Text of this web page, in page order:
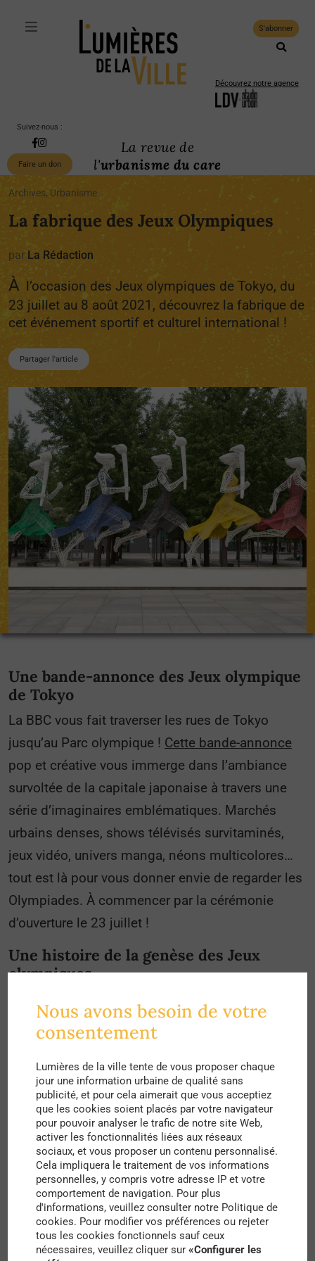
S'abonner
Découvrez notre agence
Suivez-nous :
Faire un don
La revue de
l'urbanisme du care
Archives, Urbanisme
La fabrique des Jeux Olympiques
par La Rédaction
À l’occasion des Jeux olympiques de Tokyo, du
23 juillet au 8 août 2021, découvrez la fabrique de
cet événement sportif et culturel international !
Partager l'article
Une bande-annonce des Jeux olympique
de Tokyo
La BBC vous fait traverser les rues de Tokyo
jusqu’au Parc olympique ! Cette bande-annonce
pop et créative vous immerge dans l’ambiance
survoltée de la capitale japonaise à travers une
série d’imaginaires emblématiques. Marchés
urbains denses, shows télévisés survitaminés,
jeux vidéo, univers manga, néons multicolores…
tout est là pour vous donner envie de regarder les
Olympiades. À commencer par la cérémonie
d’ouverture le 23 juillet !
Une histoire de la genèse des Jeux
olympiques
olympiques et paralympiques de 2024 à Paris,
revient sur les sources de l’Olympisme
retrace les origines d’une tradition millénaire liant
sport et culture, aujourd’hui devenue le symbole
emblématique du sport à l’international. Des
épreuves antiques à la résolution de la Trêve
olympique, ce déroulé historique propose un
condensé des événements emblématiques,
premières fois et innovations des JO à travers
des siècles d’histoire.
Une visite du village olympique de
Nous avons besoin de votre
consentement
Lumières de la ville tente de vous proposer chaque
jour une information urbaine de qualité sans
publicité, et pour cela aimerait que vous acceptiez
que les cookies soient placés par votre navigateur
pour pouvoir analyser le trafic de notre site Web,
activer les fonctionnalités liées aux réseaux
sociaux, et vous proposer un contenu personnalisé.
Cela impliquera le traitement de vos informations
personnelles, y compris votre adresse IP et votre
comportement de navigation. Pour plus
d'informations, veuillez consulter notre Politique de
cookies. Pour modifier vos préférences ou rejeter
tous les cookies fonctionnels sauf ceux
nécessaires, veuillez cliquer sur«Configurer les